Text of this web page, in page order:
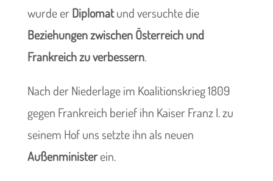
wurde erDiplomatund versuchte die
Beziehungen zwischen Österreich und
Frankreich zu verbessern.
Nach der Niederlage im Koalitionskrieg 1809
gegen Frankreich berief ihn Kaiser Franz I. zu
seinem Hof uns setzte ihn als neuen
Außenministerein.